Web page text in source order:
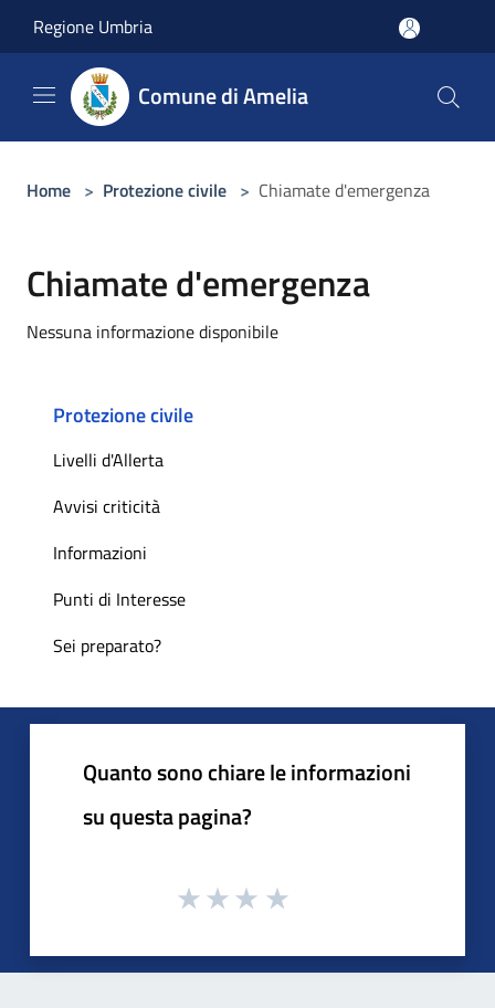
Regione Umbria
Comune di Amelia
Home > Protezione civile > Chiamate d'emergenza
Chiamate d'emergenza
Nessuna informazione disponibile
Protezione civile
Livelli d'Allerta
Avvisi criticità
Informazioni
Punti di Interesse
Sei preparato?
Quanto sono chiare le informazioni
su questa pagina?